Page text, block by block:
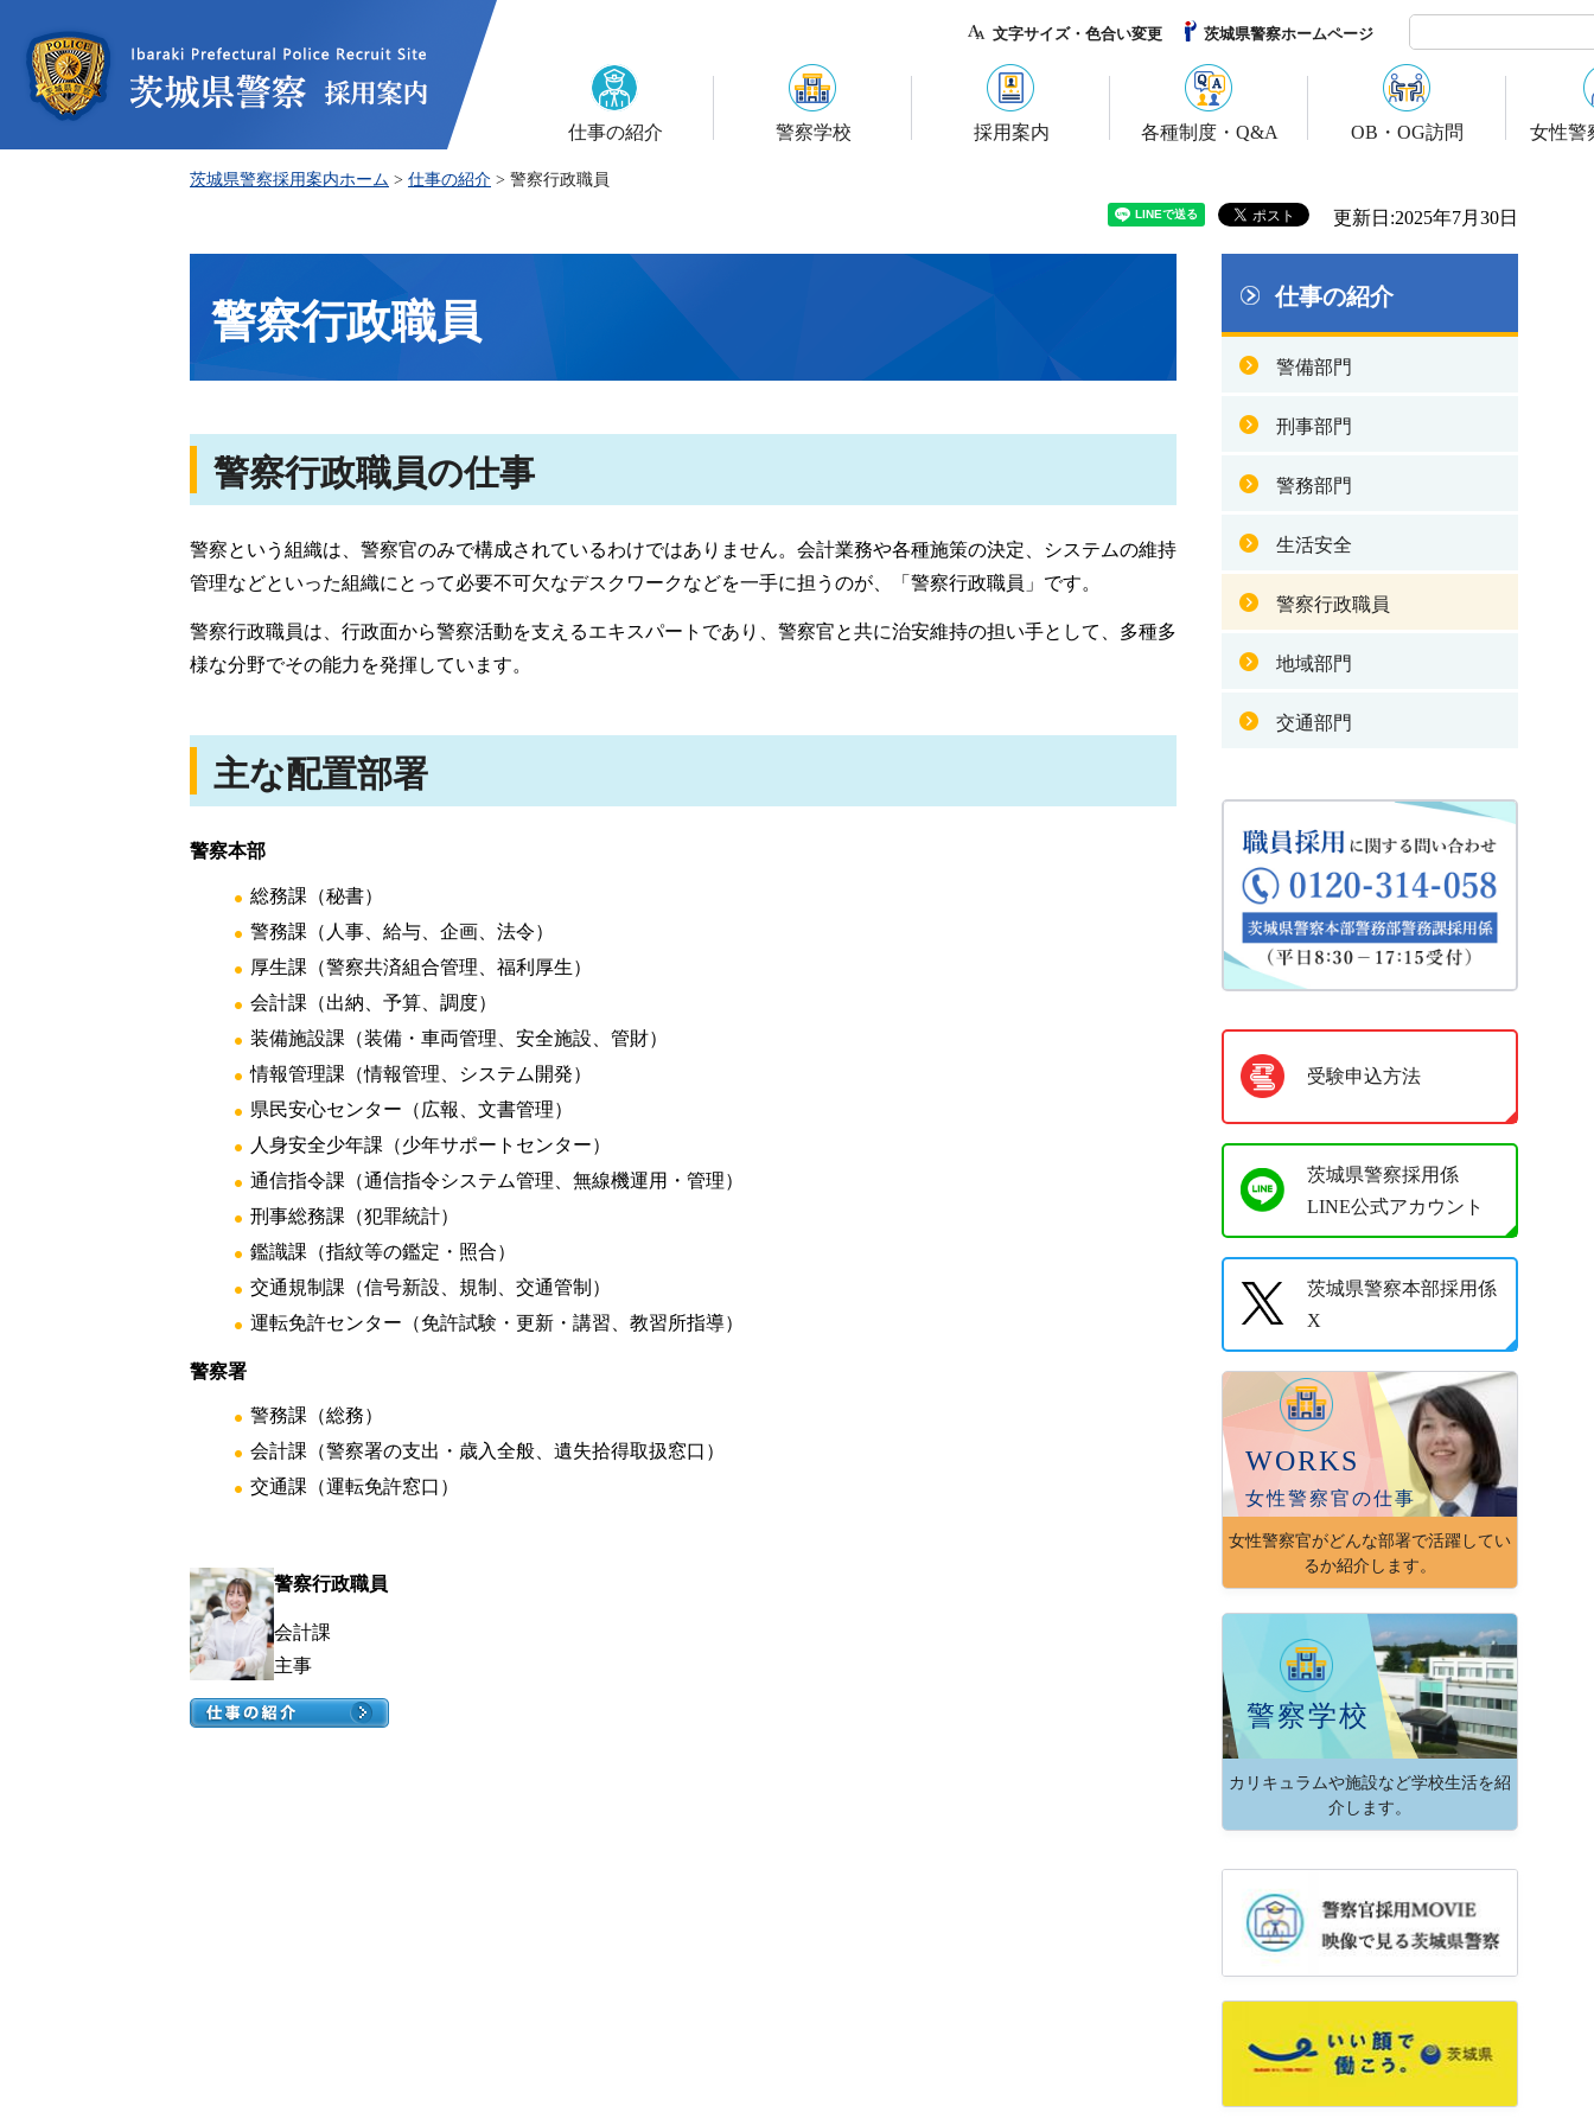
文字サイズ・色合い変更 茨城県警察ホームページ
仕事の紹介 警察学校 採用案内 各種制度・Q&A OB・OG訪問 女性警
茨城県警察採用案内ホーム > 仕事の紹介 > 警察行政職員
更新日:2025年7月30日
警察行政職員
警察行政職員の仕事
警察という組織は、警察官のみで構成されているわけではありません。会計業務や各種施策の決定、システムの維持
管理などといった組織にとって必要不可欠なデスクワークなどを一手に担うのが、「警察行政職員」です。
警察行政職員は、行政面から警察活動を支えるエキスパートであり、警察官と共に治安維持の担い手として、多種多
様な分野でその能力を発揮しています。
主な配置部署
警察本部
総務課（秘書）
警務課（人事、給与、企画、法令）
厚生課（警察共済組合管理、福利厚生）
会計課（出納、予算、調度）
装備施設課（装備・車両管理、安全施設、管財）
情報管理課（情報管理、システム開発）
県民安心センター（広報、文書管理）
人身安全少年課（少年サポートセンター）
通信指令課（通信指令システム管理、無線機運用・管理）
刑事総務課（犯罪統計）
鑑識課（指紋等の鑑定・照合）
交通規制課（信号新設、規制、交通管制）
運転免許センター（免許試験・更新・講習、教習所指導）
警察署
警務課（総務）
会計課（警察署の支出・歳入全般、遺失拾得取扱窓口）
交通課（運転免許窓口）
警察行政職員
会計課
主事
仕事の紹介
警備部門
刑事部門
警務部門
生活安全
警察行政職員
地域部門
交通部門
受験申込方法
茨城県警察採用係
LINE公式アカウント
茨城県警察本部採用係
X
WORKS
女性警察官の仕事
女性警察官がどんな部署で活躍してい
るか紹介します。
警察学校
カリキュラムや施設など学校生活を紹
介します。